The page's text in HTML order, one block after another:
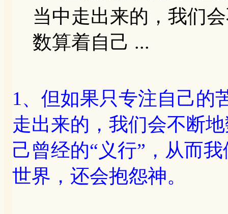
当中走出来的，我们
数算着自己 ...
1、但如果只专注自己的
走出来的，我们会不断
己曾经的“义行”，从而
世界，还会抱怨神。